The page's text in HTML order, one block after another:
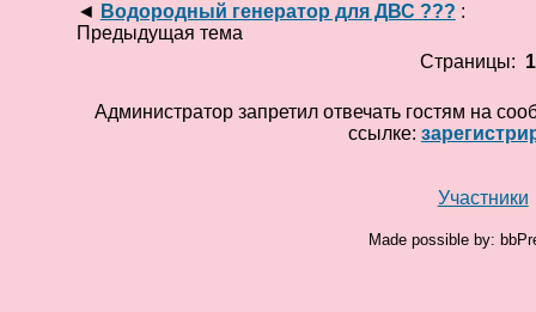
◄ Водородный генератор для ДВС ??? :
Предыдущая тема
Страницы: 1
Администратор запретил отвечать гостям на
ссылке:
Участники
Made possible by: